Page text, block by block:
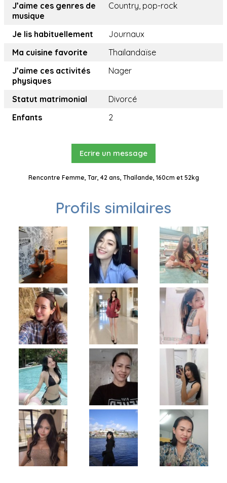
J’aime ces genres de
musique
Country, pop-rock
Je lis habituellement
Journaux
Ma cuisine favorite
Thailandaïse
J’aime ces activités
physiques
Nager
Statut matrimonial
Divorcé
Enfants
2
Ecrire un message
Rencontre Femme, Tar, 42 ans, Thaïlande, 160cm et 52kg
Profils similaires